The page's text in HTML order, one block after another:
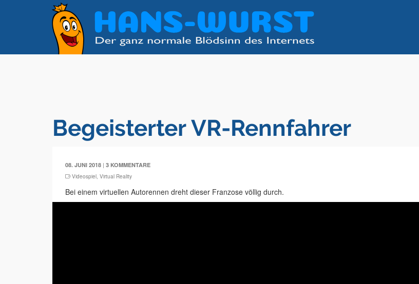
Begeisterter VR-Rennfahrer
08. JUNI 2018 | 3 KOMMENTARE
Videospiel, Virtual Reality
Bei einem virtuellen Autorennen dreht dieser Franzose völlig durch.